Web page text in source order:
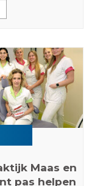
Maas en
pas helpen